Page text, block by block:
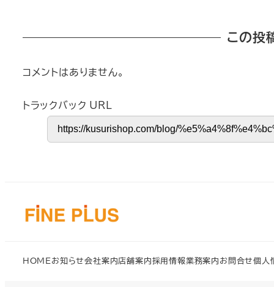
この投
コメントはありません。
トラックバック URL
HOMEお知らせ会社案内店舗案内採用情報業務案内 お問合せ個人